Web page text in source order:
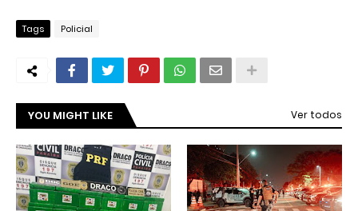
Tags Policial
YOU MIGHT LIKE Ver todos